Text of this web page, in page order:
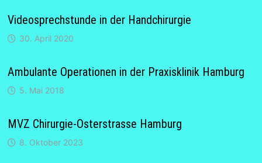
Videosprechstunde in der Handchirurgie
30. April 2020
Ambulante Operationen in der Praxisklinik Hamburg
5. Mai 2018
MVZ Chirurgie-Osterstrasse Hamburg
8. Oktober 2023